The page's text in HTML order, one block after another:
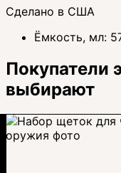
Сделано в США
Ёмкость, мл:
Покупатели
выбирают